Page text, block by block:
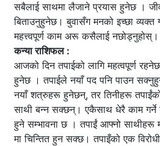
सबैलाई साथमा लैजाने प्रयास हुनेछ ।
बिताउनुहुनेछ। बुवासँग मनको इच्छा व्यक्त
महत्त्वपूर्ण काम अरू कसैलाई नछोड्नुहोस्।
कन्या राशिफल :
आजको दिन तपाईको लागि महत्वपूर्ण
हुनेछ । तपाईले नयाँ पद पनि पाउन
नयाँ शत्रुहरू हुनेछन्, तर तिनीहरू
साथी बन्न सक्छन्। एकैसाथ धेरै काम गर्ने
हुने सम्भावना छ । तपाईं आफ्नो साथीहरू
मा चिन्तित हुन सक्छ। तपाइँको एक